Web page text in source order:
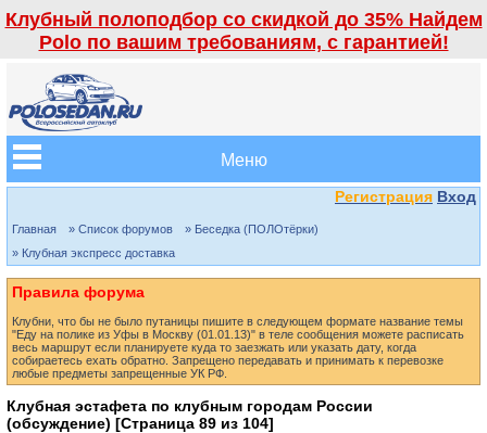
Клубный полоподбор со скидкой до 35% Найдем
Polo по вашим требованиям, с гарантией!
Меню
Регистрация Вход
Главная » Список форумов
» Беседка (ПОЛОтёрки)
» Клубная экспресс доставка
Правила форума
Клубни, что бы не было путаницы пишите в следующем формате название темы
"Еду на полике из Уфы в Москву (01.01.13)" в теле сообщения можете расписать
весь маршрут если планируете куда то заезжать или указать дату, когда
собираетесь ехать обратно. Запрещено передавать и принимать к перевозке
любые предметы запрещенные УК РФ.
Клубная эстафета по клубным городам России
(обсуждение) [Страница 89 из 104]